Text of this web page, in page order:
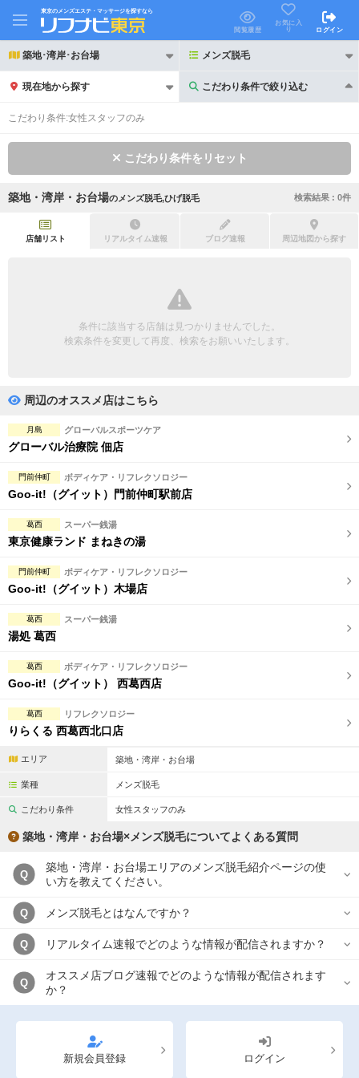
東京のメンズエステ・マッサージを探すなら
閲覧履歴
お気に入
り
ログイン
築地･湾岸･お台場 メンズ脱毛
現在地から探す こだわり条件で絞り込む
こだわり条件で絞り込む
初回割引あり リピーター割引あり
団体様歓迎
ペアルームあり
フットバスあり
日本人スタッフのみ
スタッフ指名可
こだわり条件を変更
こだわり条件:女性スタッフのみ
こだわり条件をリセット
築地・湾岸・お台場の メンズ脱毛,ひげ脱毛 検索結果 : 0件
店舗リスト リアルタイム速報 ブログ速報 周辺地図から探す
条件に該当する店舗は見つかりませんでした。
検索条件を変更して再度、検索をお願いいたします。
周辺のオススメ店はこちら
月島 グローバルスポーツケア
グローバル治療院 佃店
門前仲町 ボディケア・リフレクソロジー
Goo-it!（グイット）門前仲町駅前店
葛西 スーパー銭湯
東京健康ランド まねきの湯
門前仲町 ボディケア・リフレクソロジー
Goo-it!（グイット）木場店
葛西 スーパー銭湯
湯処 葛西
葛西 ボディケア・リフレクソロジー
Goo-it!（グイット） 西葛西店
葛西 リフレクソロジー
りらくる 西葛西北口店
エリア 築地・湾岸・お台場
業種 メンズ脱毛
こだわり条件 女性スタッフのみ
築地・湾岸・お台場×メンズ脱毛についてよくある質問
Q
築地・湾岸・お台場エリアのメンズ脱毛紹介ページの使
い方を教えてください。
Q メンズ脱毛とはなんですか？
Q リアルタイム速報でどのような情報が配信されますか？
Q
オススメ店ブログ速報でどのような情報が配信されます
か？
新規会員登録 ログイン